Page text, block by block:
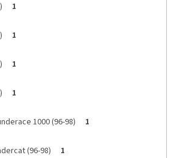
1
1
1
1
1000 (96-98) 1
(96-98) 1